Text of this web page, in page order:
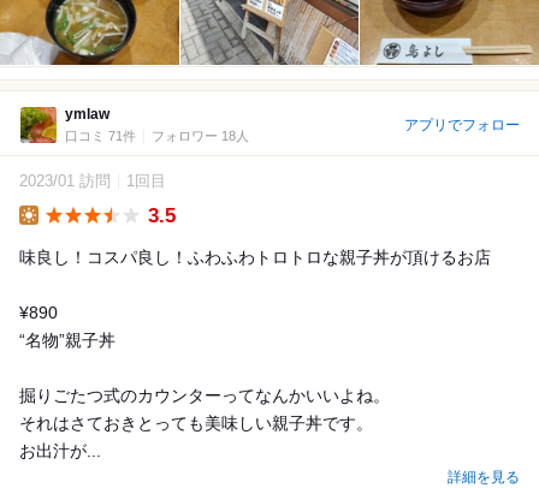
ymlaw
口コミ 71件 フォロワー 18人
アプリでフォロー
2023/01 訪問 1回目
3.5
味良し！コスパ良し！ふわふわトロトロな親子丼が頂けるお店
¥890
“名物”親子丼
掘りごたつ式のカウンターってなんかいいよね。
それはさておきとっても美味しい親子丼です。
お出汁が...
詳細を見る